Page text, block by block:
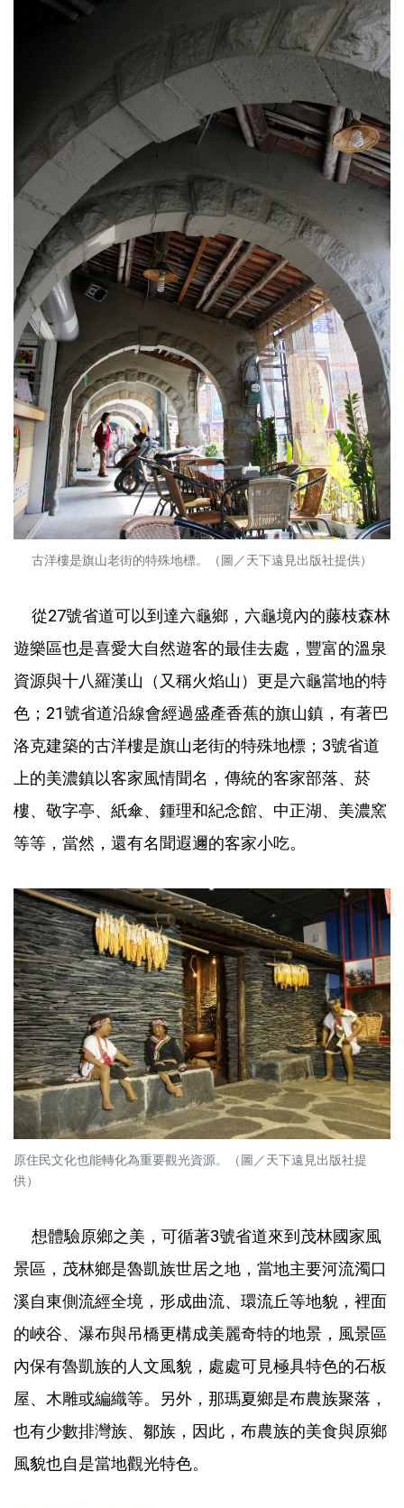
古洋樓是旗山老街的特殊地標。（圖／天下遠見出版社提供）
從27號省道可以到達六龜鄉，六龜境內的藤枝森林
遊樂區也是喜愛大自然遊客的最佳去處，豐富的溫泉
資源與十八羅漢山（又稱火焰山）更是六龜當地的特
色；21號省道沿線會經過盛產香蕉的旗山鎮，有著巴
洛克建築的古洋樓是旗山老街的特殊地標；3號省道
上的美濃鎮以客家風情聞名，傳統的客家部落、菸
樓、敬字亭、紙傘、鍾理和紀念館、中正湖、美濃窯
等等，當然，還有名聞遐邇的客家小吃。
原住民文化也能轉化為重要觀光資源。（圖／天下遠見出版社提
供）
想體驗原鄉之美，可循著3號省道來到茂林國家風
景區，茂林鄉是魯凱族世居之地，當地主要河流濁口
溪自東側流經全境，形成曲流、環流丘等地貌，裡面
的峽谷、瀑布與吊橋更構成美麗奇特的地景，風景區
內保有魯凱族的人文風貌，處處可見極具特色的石板
屋、木雕或編織等。另外，那瑪夏鄉是布農族聚落，
也有少數排灣族、鄒族，因此，布農族的美食與原鄉
風貌也自是當地觀光特色。